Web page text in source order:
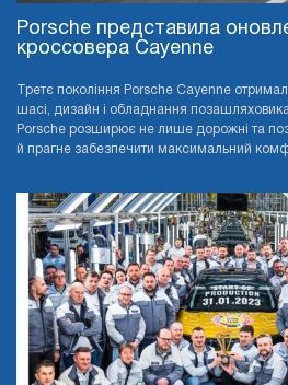
Porsche представила
кроссовера Cayenne
Третє покоління Porsche Cayenne
шасі, дизайн і обладнання позашляховика
Porsche розширює не лише дорожні та
й прагне забезпечити максимальний